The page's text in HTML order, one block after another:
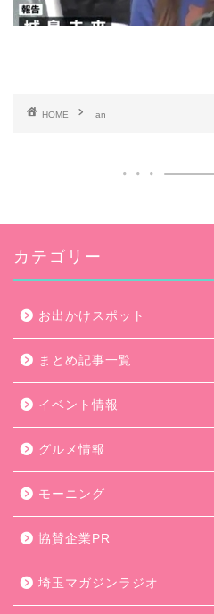
HOME an
カテゴリー
お出かけスポット
まとめ記事一覧
イベント情報
グルメ情報
モーニング
協賛企業PR
埼玉マガジンラジオ